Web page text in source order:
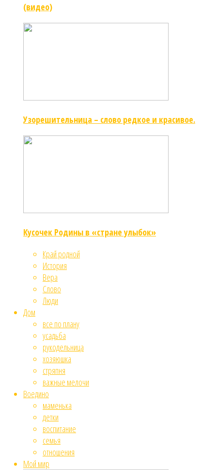
(видео)
Узорешительница – слово редкое и красивое.
Кусочек Родины в «стране улыбок»
Край родной
История
Вера
Слово
Люди
Дом
все по плану
усадьба
рукодельница
хозяюшка
стряпня
важные мелочи
Воедино
маменька
детки
воспитание
семья
отношения
Мой мир